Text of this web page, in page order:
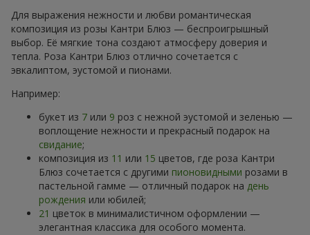
Для выражения нежности и любви романтическая
композиция из розы Кантри Блюз — беспроигрышный
выбор. Её мягкие тона создают атмосферу доверия и
тепла. Роза Кантри Блюз отлично сочетается с
эвкалиптом, эустомой и пионами.
Например:
букет из 7 или 9 роз с нежной эустомой и зеленью —
воплощение нежности и прекрасный подарок на
свидание;
композиция из 11 или 15 цветов, где роза Кантри
Блюз сочетается с другими пионовидными розами в
пастельной гамме — отличный подарок на день
рождения или юбилей;
21 цветок в минималистичном оформлении —
элегантная классика для особого момента.